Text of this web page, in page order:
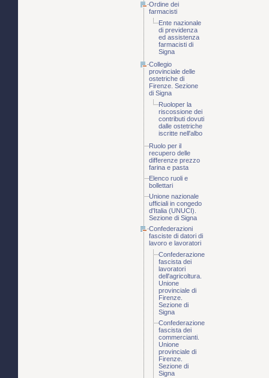
Ordine dei
farmacisti
Ente nazionale
di previdenza
ed assistenza
farmacisti di
Signa
Collegio
provinciale delle
ostetriche di
Firenze. Sezione
di Signa
Ruoloper la
riscossione dei
contributi dovuti
dalle ostetriche
iscritte nell'albo
Ruolo per il
recupero delle
differenze prezzo
farina e pasta
Elenco ruoli e
bollettari
Unione nazionale
ufficiali in congedo
d'Italia (UNUCI).
Sezione di Signa
Confederazioni
fasciste di datori di
lavoro e lavoratori
Confederazione
fascista dei
lavoratori
dell'agricoltura.
Unione
provinciale di
Firenze.
Sezione di
Signa
Confederazione
fascista dei
commercianti.
Unione
provinciale di
Firenze.
Sezione di
Signa